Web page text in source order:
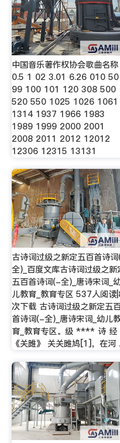
中国音乐著作权协会歌曲名称
0.5 1 02 3.01 6.26 010 50
99 100 101 120 308 500
520 550 1025 1026 1061
1314 1937 1966 1983
1989 1999 2000 2001
2008 2011 2012 12012
12306 12315 13131
古诗词过级之新定五百首诗
全)_百度文库古诗词过级之新
五百首诗词(-全)_唐诗宋词_
儿教育_教育专区 537人阅读
次下载 古诗词过级之新定五
首诗词(-全)_唐诗宋词_幼儿
育_教育专区。级 **** 诗 经
《关雎》 关关雎鸠[1]，在